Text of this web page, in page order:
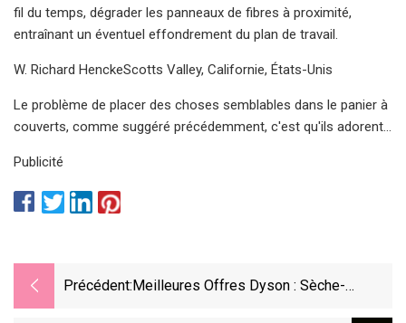
fil du temps, dégrader les panneaux de fibres à proximité,
entraînant un éventuel effondrement du plan de travail.
W. Richard HenckeScotts Valley, Californie, États-Unis
Le problème de placer des choses semblables dans le panier à
couverts, comme suggéré précédemment, c'est qu'ils adorent...
Publicité
Précédent: Meilleures Offres Dyson : Sèche-